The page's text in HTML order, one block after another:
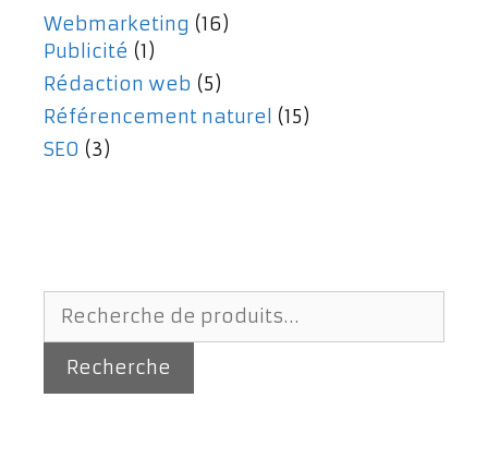
Webmarketing (16)
Publicité (1)
Rédaction web (5)
Référencement naturel (15)
SEO (3)
Recherche
pour :
Recherche